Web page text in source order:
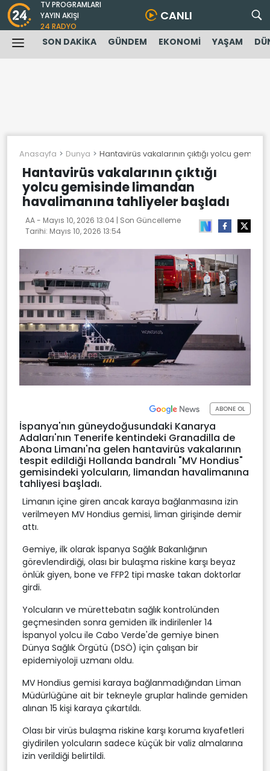
TV PROGRAMLARI
YAYIN AKIŞI
24 RADYO
CANLI
SON DAKİKA GÜNDEM EKONOMİ YAŞAM
Anasayfa Dunya Hantavirüs vakalarının çıktığı yolcu
Hantavirüs vakalarının çıktığı
yolcu gemisinde limandan
havalimanına tahliyeler başladı
AA - Mayıs 10, 2026 13:04 | Son Güncelleme
Tarihi: Mayıs 10, 2026 13:54
ABONE OL
İspanya'nın güneydoğusundaki Kanarya
Adaları'nın Tenerife kentindeki Granadilla de
Abona Limanı'na gelen hantavirüs vakalarının
tespit edildiği Hollanda bandralı "MV Hondius"
gemisindeki yolcuların, limandan havalimanına
tahliyesi başladı.
Limanın içine giren ancak karaya bağlanmasına izin
verilmeyen MV Hondius gemisi, liman girişinde demir
attı.
Gemiye, ilk olarak İspanya Sağlık Bakanlığının
görevlendirdiği, olası bir bulaşma riskine karşı beyaz
önlük giyen, bone ve FFP2 tipi maske takan doktorlar
girdi.
Yolcuların ve mürettebatın sağlık kontrolünden
geçmesinden sonra gemiden ilk indirilenler 14
İspanyol yolcu ile Cabo Verde'de gemiye binen
Dünya Sağlık Örgütü (DSÖ) için çalışan bir
epidemiyoloji uzmanı oldu.
MV Hondius gemisi karaya bağlanmadığından Liman
Müdürlüğüne ait bir tekneyle gruplar halinde gemiden
alınan 15 kişi karaya çıkartıldı.
Olası bir virüs bulaşma riskine karşı koruma kıyafetleri
giydirilen yolcuların sadece küçük bir valiz almalarına
izin verildiği belirtildi.